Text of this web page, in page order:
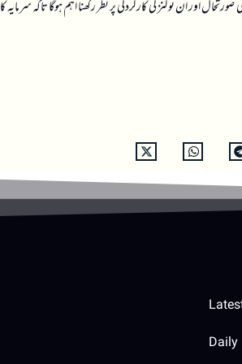
اور ان ٹوکنز کی کارکردگی پر نظر رکھنا اہم ہوگا تاکہ